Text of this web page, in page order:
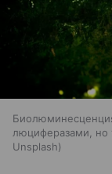
люциферазами, но
Unsplash